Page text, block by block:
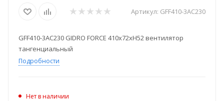
Артикул: GFF410-3AC230
GFF410-3AC230 GIDRO FORCE 410х72хH52 вентилятор
тангенциальный
Подробности
Нет в наличии